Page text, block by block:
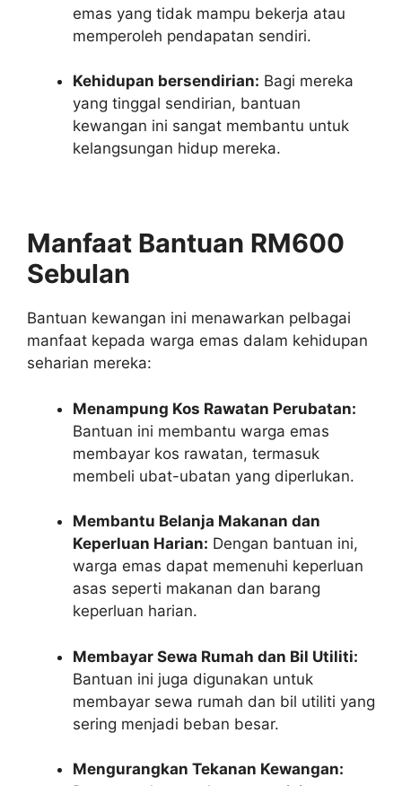
emas yang tidak mampu bekerja atau
memperoleh pendapatan sendiri.
Kehidupan bersendirian: Bagi mereka
yang tinggal sendirian, bantuan
kewangan ini sangat membantu untuk
kelangsungan hidup mereka.
Manfaat Bantuan RM600
Sebulan
Bantuan kewangan ini menawarkan pelbagai
manfaat kepada warga emas dalam kehidupan
seharian mereka:
Menampung Kos Rawatan Perubatan:
Bantuan ini membantu warga emas
membayar kos rawatan, termasuk
membeli ubat-ubatan yang diperlukan.
Membantu Belanja Makanan dan
Keperluan Harian: Dengan bantuan ini,
warga emas dapat memenuhi keperluan
asas seperti makanan dan barang
keperluan harian.
Membayar Sewa Rumah dan Bil Utiliti:
Bantuan ini juga digunakan untuk
membayar sewa rumah dan bil utiliti yang
sering menjadi beban besar.
Mengurangkan Tekanan Kewangan: